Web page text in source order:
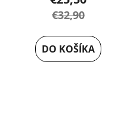
€32,90
DO KOŠÍKA